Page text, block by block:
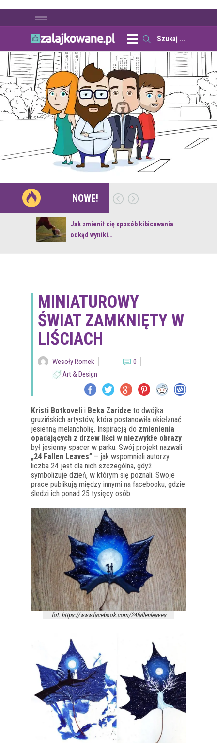
NOWE!
Jak zmienił się sposób kibicowania
odkąd wyniki…
MINIATUROWY
ŚWIAT ZAMKNIĘTY W
LIŚCIACH
Wesoły Romek
0
Art & Design
Kristi Botkoveli i Beka Zaridze to dwójka
gruzińskich artystów, która postanowiła okiełznać
jesienną melancholię. Inspiracją do zmienienia
opadających z drzew liści w niezwykłe obrazy
był jesienny spacer w parku. Swój projekt nazwali
„24 Fallen Leaves” – jak wspomnieli autorzy
liczba 24 jest dla nich szczególna, gdyż
symbolizuje dzień, w którym się poznali. Swoje
prace publikują między innymi na facebooku, gdzie
śledzi ich ponad 25 tysięcy osób.
fot. https://www.facebook.com/24fallenleaves